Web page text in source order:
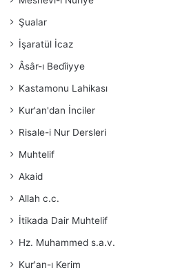
Şualar
İşaratül İcaz
Âsâr-ı Bedîiyye
Kastamonu Lahikası
Kur'an'dan İnciler
Risale-i Nur Dersleri
Muhtelif
Akaid
Allah c.c.
İtikada Dair Muhtelif
Hz. Muhammed s.a.v.
Kur'an-ı Kerim